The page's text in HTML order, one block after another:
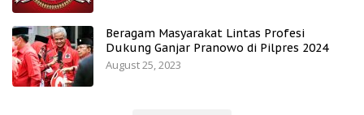
Beragam Masyarakat Lintas Profesi
Dukung Ganjar Pranowo di Pilpres 2024
August 25, 2023